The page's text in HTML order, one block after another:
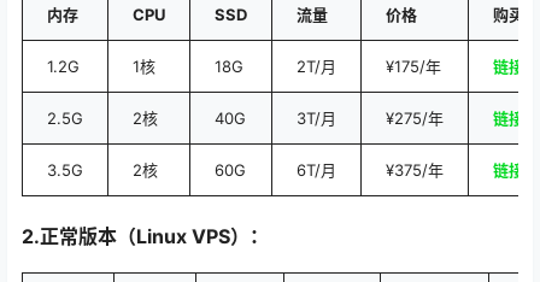
内存 CPU SSD 流量 价格 购买
1.2G 1核 18G 2T/月 ¥175/年 链接
2.5G 2核 40G 3T/月 ¥275/年 链接
3.5G 2核 60G 6T/月 ¥375/年 链接
2.正常版本（Linux VPS）：